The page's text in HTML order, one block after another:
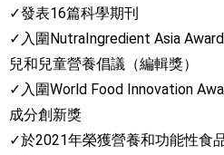
✓發表16篇科學期刊
✓入圍NutraIngredient Asia
兒和兒童營養倡議（編輯獎）
✓入圍World Food Innovation
成分創新獎
✓於2021年榮獲營養和功能性食